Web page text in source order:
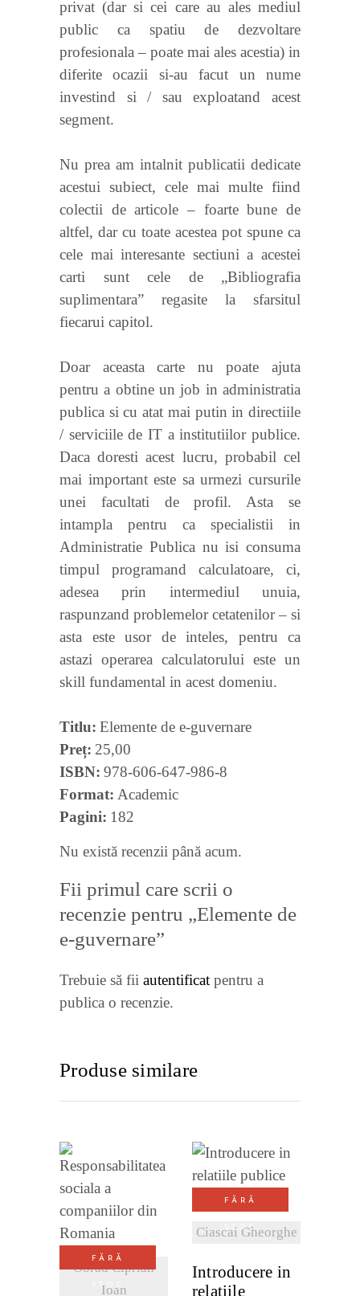
privat (dar si cei care au ales mediul
public ca spatiu de dezvoltare
profesionala – poate mai ales acestia) in
diferite ocazii si-au facut un nume
investind si / sau exploatand acest
segment.
Nu prea am intalnit publicatii dedicate
acestui subiect, cele mai multe fiind
colectii de articole – foarte bune de
altfel, dar cu toate acestea pot spune ca
cele mai interesante sectiuni a acestei
carti sunt cele de „Bibliografia
suplimentara” regasite la sfarsitul
fiecarui capitol.
Doar aceasta carte nu poate ajuta
pentru a obtine un job in administratia
publica si cu atat mai putin in directiile
/ serviciile de IT a institutiilor publice.
Daca doresti acest lucru, probabil cel
mai important este sa urmezi cursurile
unei facultati de profil. Asta se
intampla pentru ca specialistii in
Administratie Publica nu isi consuma
timpul programand calculatoare, ci,
adesea prin intermediul unuia,
raspunzand problemelor cetatenilor – si
asta este usor de inteles, pentru ca
astazi operarea calculatorului este un
skill fundamental in acest domeniu.
Titlu Elemente de e-guvernare
Preț 25,00
ISBN 978-606-647-986-8
Format Academic
Pagini 182
Nu există recenzii până acum.
Fii primul care scrii o
recenzie pentru „Elemente de
e-guvernare”
Trebuie să fii autentificat pentru a
publica o recenzie.
Produse similare
FĂRĂ
STOC
Obrad Ciprian
Ioan
VEZI
DETALII
FĂRĂ
STOC
Ciascai Gheorghe
VEZI
DETALII
Introducere in
relatiile